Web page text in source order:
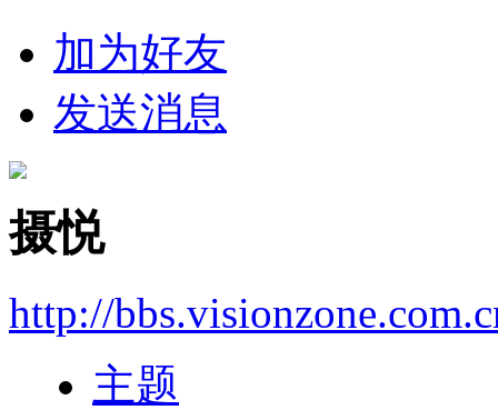
加为好友
发送消息
摄悦
http://
主题